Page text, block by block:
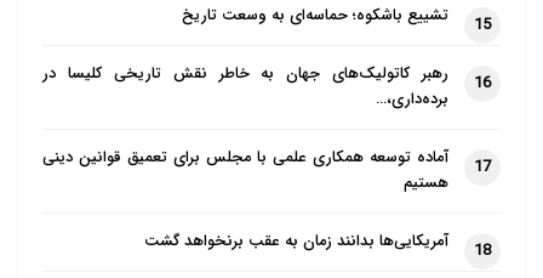
چالش‌هایی که باید آن‌ها را جدی
گرفت
با وجود مزایای ذکر شده، واردات مواد غذایی حلال از چین
با چالش‌هایی نیز همراه است.سلامت و کیفیت ، مهم‌ترین
دغدغه مصرف‌کنندگان است. متاسفانه در سال‌های
گذشته، مواردی از آلودگی مواد غذایی چینی به مواد
شیمیایی و غیرمجاز گزارش شده است. این موضوع، اعتماد
15 تشییع باشکوه؛ حماسه‌ای به وسعت تاریخ
16
رهبر کاتولیک‌های جهان به خاطر نقش تاریخی کلیسا در
برده‌داری،…
17
آماده توسعه همکاری علمی با مجلس برای تعمیق قوانین دینی
هستیم
18 آمریکایی‌ها بدانند زمان به عقب برنخواهد گشت